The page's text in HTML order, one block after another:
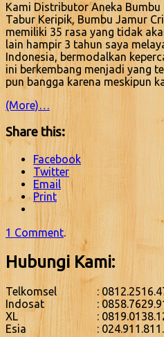
Kami Distributor Aneka Bumbu
Tabur Keripik, Bumbu Jamur
memiliki 35 rasa yang tidak
lain hampir 3 tahun saya
Indonesia, bermodalkan
ini berkembang menjadi yang
pun bangga karena meskipun
(More)…
Share this:
Facebook
Twitter
Email
Print
1 Comment.
Hubungi Kami:
Telkomsel
:
Indosat
:
XL
:
Esia
: